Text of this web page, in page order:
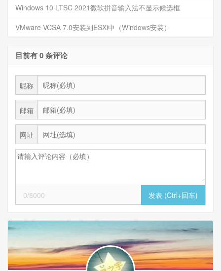
Windows 10 LTSC 2021微软拼音输入法不显示候选框
VMware VCSA 7.0安装到ESXi中（Windows安装）
目前有 0 条评论
昵称
邮箱
网址
0/8000